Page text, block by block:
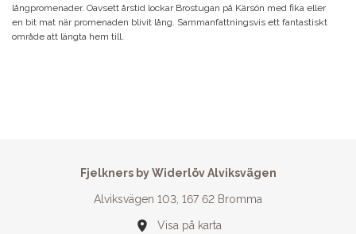
långpromenader. Oavsett årstid lockar Brostugan på Kärsön med fika eller
en bit mat när promenaden blivit lång. Sammanfattningsvis ett fantastiskt
område att längta hem till.
Fjelkners by Widerlöv Alviksvägen
Alviksvägen 103, 167 62 Bromma
Visa på karta